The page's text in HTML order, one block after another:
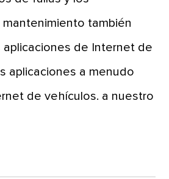
también
aplicaciones de Internet de
aplicaciones a menudo
de vehículos. a nuestro